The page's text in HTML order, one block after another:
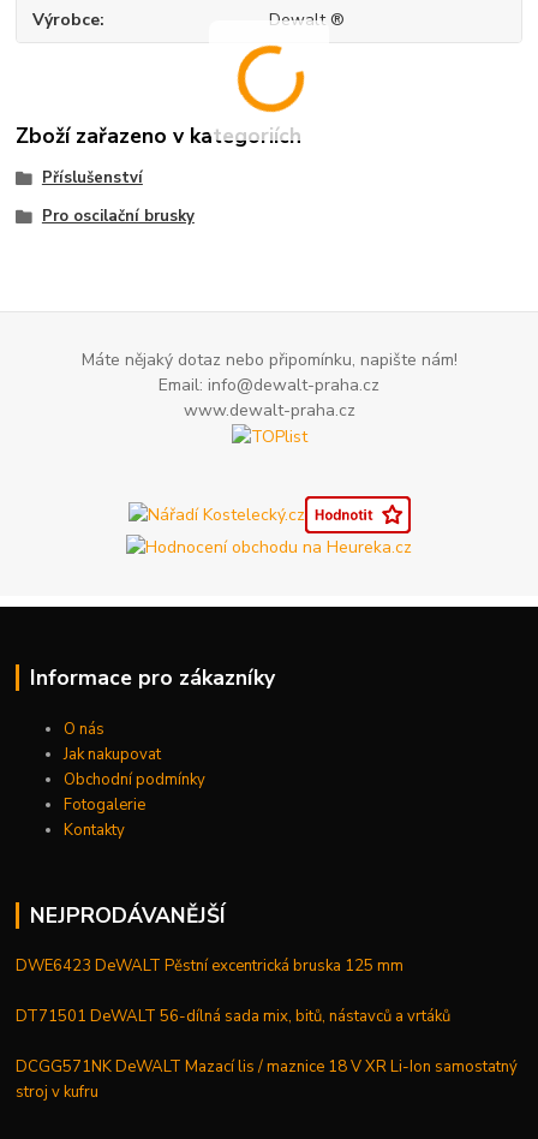
Výrobce Dewalt ®
Zboží zařazeno v kategoriích
Příslušenství
Pro oscilační brusky
Máte nějaký dotaz nebo připomínku, napište nám!
Email: info@dewalt-praha.cz
www.dewalt-praha.cz
Informace pro zákazníky
O nás
Jak nakupovat
Obchodní podmínky
Fotogalerie
Kontakty
NEJPRODÁVANĚJŠÍ
DWE6423 DeWALT Pěstní excentrická bruska 125 mm
DT71501 DeWALT 56-dílná sada mix, bitů, nástavců a vrtáků
DCGG571NK DeWALT Mazací lis / maznice 18 V XR Li-Ion samostatný
stroj v kufru